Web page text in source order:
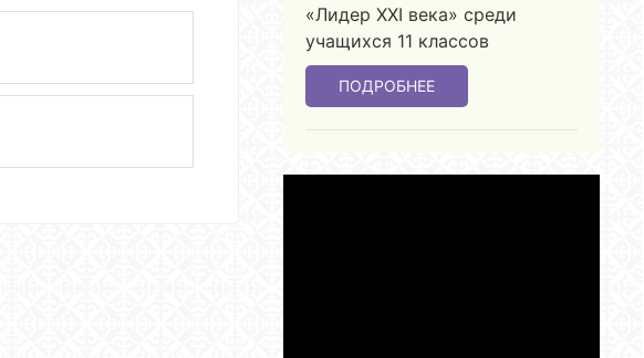
«Лидер ХХІ века» среди
учащихся 11 классов
ПОДРОБНЕЕ